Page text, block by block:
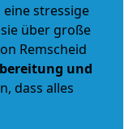
eine stressige
über große
Remscheid
und
dass alles